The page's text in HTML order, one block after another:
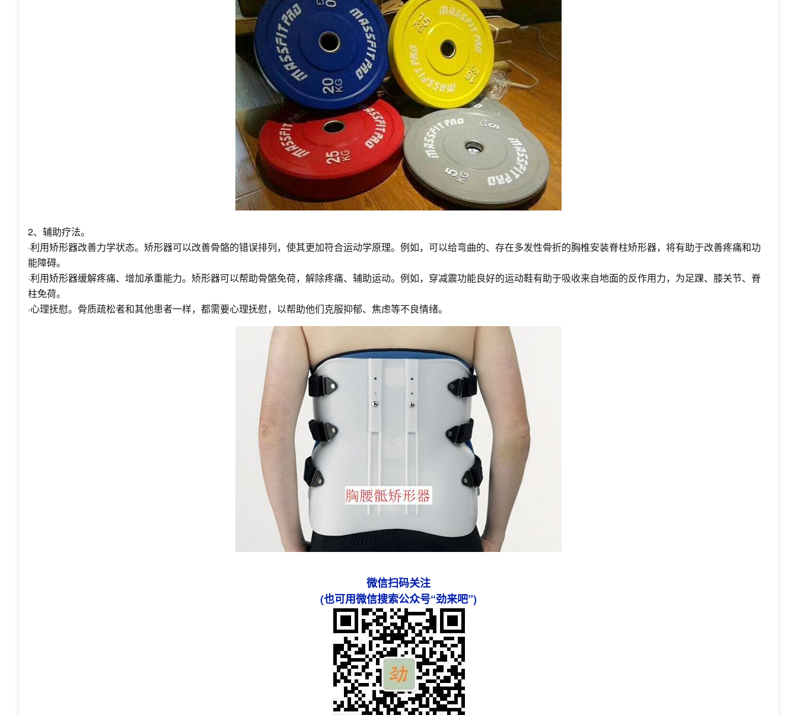
2、辅助疗法。
·利用矫形器改善力学状态。矫形器可以改善骨骼的错误排列，使其更加符合运动学原理。例如，可以给弯曲的、存在多发性骨折的胸椎安装脊柱矫形器，将有助于改善疼痛和功
能障碍。
·利用矫形器缓解疼痛、增加承重能力。矫形器可以帮助骨骼免荷，解除疼痛、辅助运动。例如，穿减震功能良好的运动鞋有助于吸收来自地面的反作用力，为足踝、膝关节、脊
柱免荷。
·心理抚慰。骨质疏松者和其他患者一样，都需要心理抚慰，以帮助他们克服抑郁、焦虑等不良情绪。
微信扫码关注
(也可用微信搜索公众号“劲来吧”)